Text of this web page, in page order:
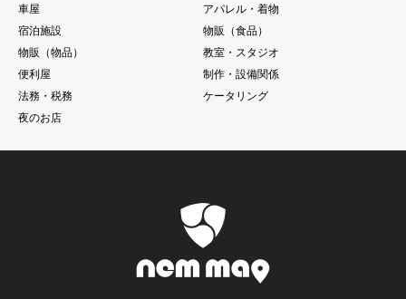
車屋
アパレル・着物
宿泊施設
物販（食品）
物販（物品）
教室・スタジオ
便利屋
制作・設備関係
法務・税務
ケータリング
夜のお店